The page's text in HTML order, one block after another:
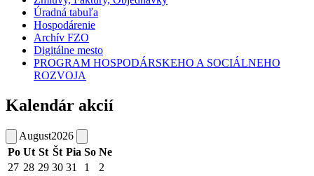
Úradná tabuľa
Hospodárenie
Archív FZO
Digitálne mesto
PROGRAM HOSPODÁRSKEHO A SOCIÁLNEHO
ROZVOJA
Kalendár akcií
August2026
Po Ut St Št Pia So Ne
27 28 29 30 31 1
2